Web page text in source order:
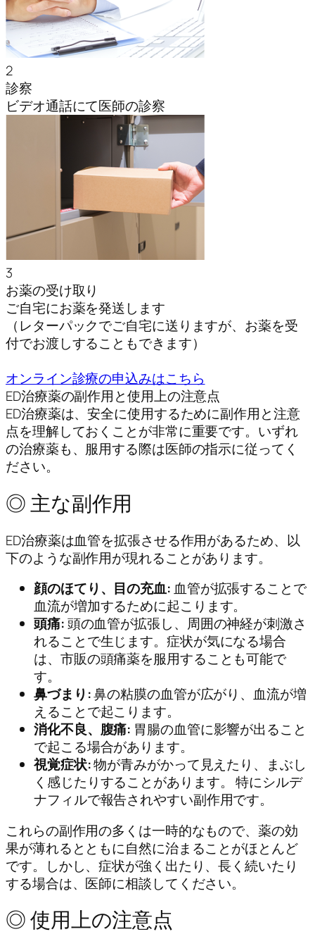
2
診察
ビデオ通話にて医師の診察
3
お薬の受け取り
ご自宅にお薬を発送します
（レターパックでご自宅に送りますが、お薬を受
付でお渡しすることもできます）
オンライン診療の申込みはこちら
ED治療薬の副作用と使用上の注意点
ED治療薬は、安全に使用するために副作用と注意
点を理解しておくことが非常に重要です。いずれ
の治療薬も、服用する際は医師の指示に従ってく
ださい。
◎ 主な副作用
ED治療薬は血管を拡張させる作用があるため、以
下のような副作用が現れることがあります。
顔のほてり、目の充血: 血管が拡張することで
血流が増加するために起こります。
頭痛:頭の血管が拡張し、周囲の神経が刺激さ
れることで生じます。症状が気になる場合
は、市販の頭痛薬を服用することも可能で
す。
鼻づまり:鼻の粘膜の血管が広がり、血流が増
えることで起こります。
消化不良、腹痛: 胃腸の血管に影響が出ること
で起こる場合があります。
視覚症状:物が青みがかって見えたり、まぶし
く感じたりすることがあります。 特にシルデ
ナフィルで報告されやすい副作用です。
これらの副作用の多くは一時的なもので、薬の効
果が薄れるとともに自然に治まることがほとんど
です。しかし、症状が強く出たり、長く続いたり
する場合は、医師に相談してください。
◎ 使用上の注意点